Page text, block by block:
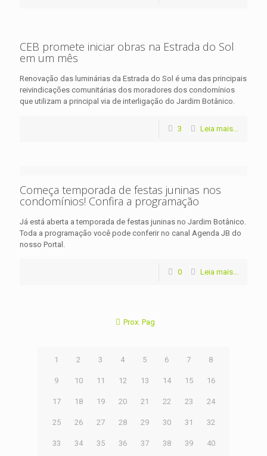
CEB promete iniciar obras na Estrada do Sol
em um mês
Renovação das luminárias da Estrada do Sol é uma das principais
reivindicações comunitárias dos moradores dos condomínios
que utilizam a principal via de interligação do Jardim Botânico.
3 Leia mais...
Começa temporada de festas juninas nos
condomínios! Confira a programação
Já está aberta a temporada de festas juninas no Jardim Botânico.
Toda a programação você pode conferir no canal Agenda JB do
nosso Portal.
0 Leia mais...
Prox. Pag
1 2 3 4 5 6 7 8
9 10 11 12 13 14 15 16
17 18 19 20 21 22 23 24
25 26 27 28 29 30 31 32
33 34 35 36 37 38 39 40